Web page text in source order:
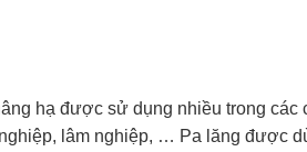
hạ được sử dụng nhiều trong các
lâm nghiệp, … Pa lăng được